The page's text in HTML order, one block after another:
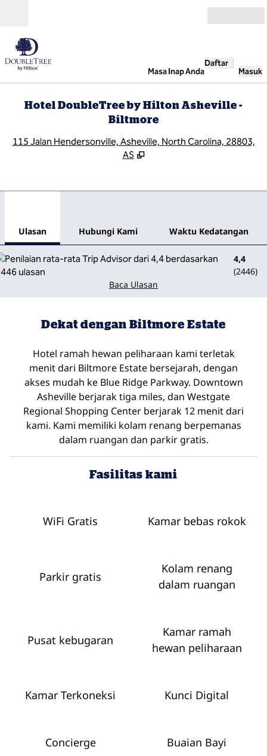
Masa Inap Anda
Daftar
Masuk
Hotel DoubleTree by Hilton Asheville -
Biltmore
115 Jalan Hendersonville, Asheville, North Carolina, 28803,
AS
Ulasan Hubungi Kami Waktu Kedatangan
4,4
(2446)
Baca Ulasan
Dekat dengan Biltmore Estate
Hotel ramah hewan peliharaan kami terletak
menit dari Biltmore Estate bersejarah, dengan
akses mudah ke Blue Ridge Parkway. Downtown
Asheville berjarak tiga miles, dan Westgate
Regional Shopping Center berjarak 12 menit dari
kami. Kami memiliki kolam renang berpemanas
dalam ruangan dan parkir gratis.
Fasilitas kami
WiFi Gratis Kamar bebas rokok
Parkir gratis
Kolam renang
dalam ruangan
Pusat kebugaran
Kamar ramah
hewan peliharaan
Kamar Terkoneksi Kunci Digital
Concierge Buaian Bayi